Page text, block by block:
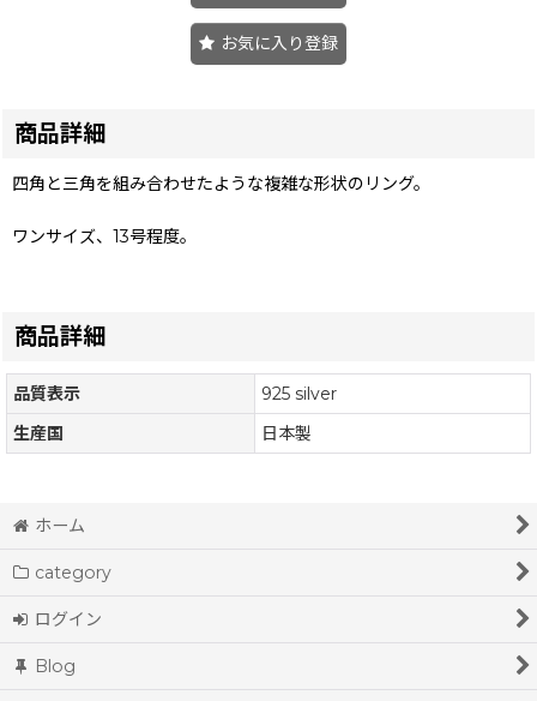
お気に入り登録
商品詳細
四角と三角を組み合わせたような複雑な形状のリング。
ワンサイズ、13号程度。
商品詳細
品質表示
925 silver
生産国
日本製
ホーム
category
ログイン
Blog